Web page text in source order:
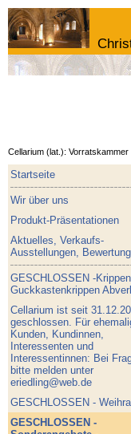
Cellarium (lat.): Vorratskammer
Startseite
Wir über uns
Produkt-Präsentationen
Aktuelles, Verkaufs-
Ausstellungen,
GESCHLOSSEN -
Guckkastenkrippen
Cellarium ist seit
geschlossen. Für
Kunden, Kundinnen,
Interessenten und
Interessentinnen: Bei
bitte melden unter
eriedling@web.de
GESCHLOSSEN -
GESCHLOSSEN -